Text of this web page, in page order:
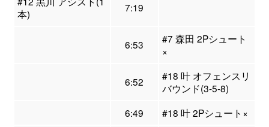
本)
7:19
6:53
#7 森田 2Pシュート
×
6:52
#18 叶 オフェンスリ
バウンド(3-5-8)
6:49
#18 叶 2Pシュート×